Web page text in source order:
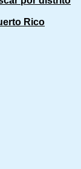
Rico